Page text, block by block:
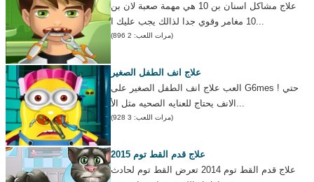
علاج مشاكل اسنان بن 10 هي مهمة صعبة لان بن
10 مغامر وقوي جدا لذالك يجب عليك ا...
(مرات اللعب: 2 896)
علاج انف الطفل الصغير
العب علاج انف الطفل الصغير على G6mes ! حتي
الانف يحتاج للعنايه الصحيه مثل الأ...
(مرات اللعب: 3 928)
علاج قدم القط توم 2015
علاج قدم القط توم 2014 تعرض القط توم لحادث